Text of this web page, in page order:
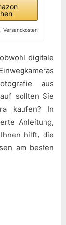
Versandkosten
digitale
aus
sollten Sie
kaufen? In
Anleitung,
hilft, die
am besten